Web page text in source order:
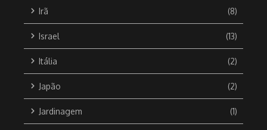
Irã (8)
Israel (13)
Itália (2)
Japão (2)
Jardinagem (1)